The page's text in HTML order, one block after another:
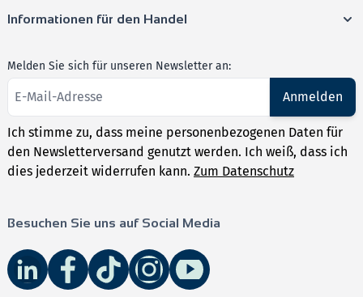
Informationen für den Handel
Melden Sie sich für unseren Newsletter an:
Anmelden
Ich stimme zu, dass meine personenbezogenen Daten für
den Newsletterversand genutzt werden. Ich weiß, dass ich
dies jederzeit widerrufen kann. Zum Datenschutz
Besuchen Sie uns auf Social Media